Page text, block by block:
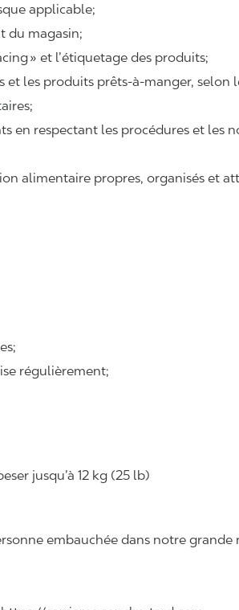
applicable;
du magasin;
» et l’étiquetage des produits;
et les produits prêts-à-manger, selon
en respectant les procédures et les
alimentaire propres, organisés et
régulièrement;
jusqu’à 12 kg (25 lb)
embauchée dans notre grande